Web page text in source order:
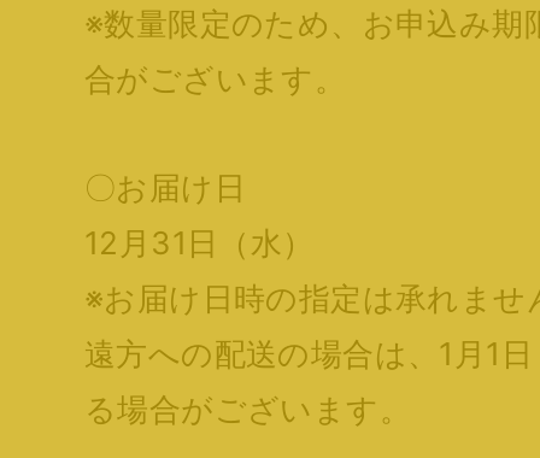
※数量限定のため、お申込み期
合がございます。
〇お届け日
12月31日（水）
※お届け日時の指定は承れませ
遠方への配送の場合は、1月1
る場合がございます。